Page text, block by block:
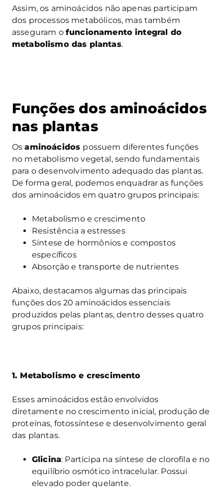
Assim, os aminoácidos não apenas participam
dos processos metabólicos, mas também
asseguram o funcionamento integral do
metabolismo das plantas.
Funções dos aminoácidos
nas plantas
Osaminoácidos possuem diferentes funções
no metabolismo vegetal, sendo fundamentais
para o desenvolvimento adequado das plantas.
De forma geral, podemos enquadrar as funções
dos aminoácidos em quatro grupos principais:
Metabolismo e crescimento
Resistência a estresses
Síntese de hormônios e compostos
específicos
Absorção e transporte de nutrientes
Abaixo, destacamos algumas das principais
funções dos 20 aminoácidos essenciais
produzidos pelas plantas, dentro desses quatro
grupos principais:
1. Metabolismo e crescimento
Esses aminoácidos estão envolvidos
diretamente no crescimento inicial, produção de
proteínas, fotossíntese e desenvolvimento geral
das plantas.
Glicina: Participa na síntese de clorofila e no
equilíbrio osmótico intracelular. Possui
elevado poder quelante.